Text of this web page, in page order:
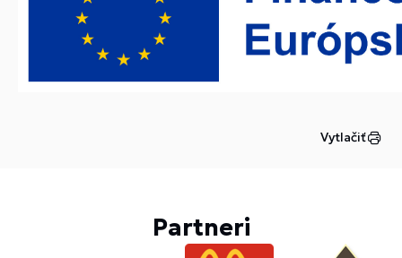
Vytlačiť
Partneri